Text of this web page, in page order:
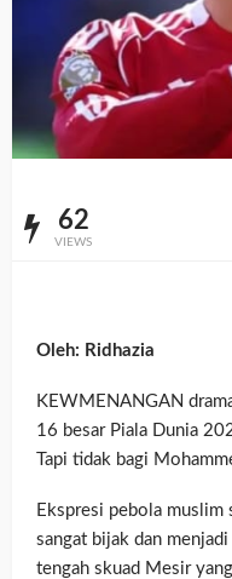
62
VIEWS
Oleh: Ridhazia
KEWMENANGAN
16 besar Piala Dunia
Tapi tidak bagi
Ekspresi pebola muslim
sangat bijak dan
tengah skuad Mesir